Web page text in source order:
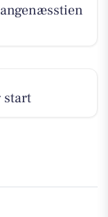
start